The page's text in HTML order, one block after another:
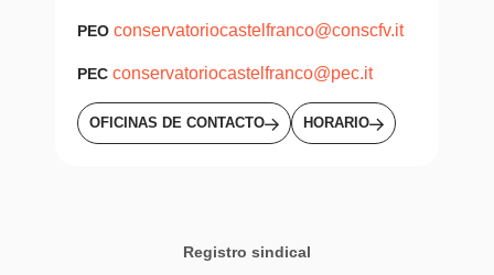
PEO conservatoriocastelfranco@conscfv.it
PEC conservatoriocastelfranco@pec.it
OFICINAS DE CONTACTO HORARIO
Registro sindical